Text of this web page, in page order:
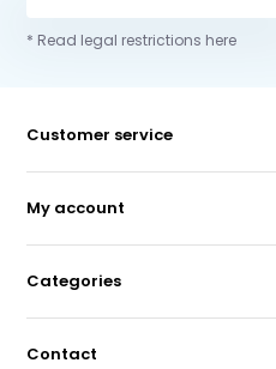
* Read legal restrictions here
Customer service
My account
Categories
Contact